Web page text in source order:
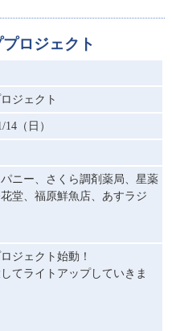
ロジェクト
ジェクト
（日）
ニー、さくら調剤薬局、星薬
堂、福原鮮魚店、あすラジ
ジェクト始動！
てライトアップしていきま